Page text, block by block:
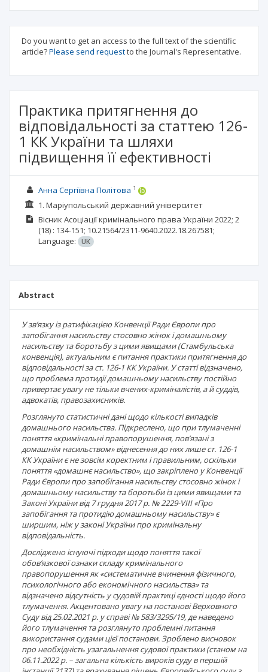
Do you want to get an access to the full text of the scientific
article?Please send requestto the Journal's Representative.
Практика притягнення до
відповідальності за статтею 126-
1 КК України та шляхи
підвищення її ефективності
Анна Сергіївна Політова 1
1. Маріупольський державний університет
Вісник Асоціації кримінального права України 2022; 2
(18) : 134-151; 10.21564/2311-9640.2022.18.267581;
Language:
UK
Abstract
У зв’язку із ратифікацією Конвенції Ради Європи про
запобігання насильству стосовно жінок і домашньому
насильству та боротьбу з цими явищами (Стамбульська
конвенція), актуальним є питання практики притягнення до
відповідальності за ст. 126-1 КК України. У статті відзначено,
що проблема протидії домашньому насильству постійно
привертає увагу не тільки вчених-криміналістів, а й суддів,
адвокатів, правозахисників.
Розглянуто статистичні дані щодо кількості випадків
домашнього насильства. Підкреслено, що при тлумаченні
поняття «кримінальні правопорушення, пов’язані з
домашнім насильством» віднесення до них лише ст. 126-1
КК України є не зовсім коректним і правильним, оскільки
поняття «домашнє насильство», що закріплено у Конвенції
Ради Європи про запобігання насильству стосовно жінок і
домашньому насильству та боротьби із цими явищами та
Законі України від 7 грудня 2017 р. № 2229-VIII «Про
запобігання та протидію домашньому насильству» є
ширшим, ніж у законі України про кримінальну
відповідальність.
Досліджено існуючі підходи щодо поняття такої
обов’язкової ознаки складу кримінального
правопорушення як «систематичне вчинення фізичного,
психологічного або економічного насильства» та
відзначено відсутність у судовій практиці єдності щодо його
тлумачення. Акцентовано увагу на постанові Верховного
Суду від 25.02.2021 р. у справі № 583/3295/19, де наведено
його тлумачення та розглянуто проблемні питання
використання судами цієї постанови. Зроблено висновок
про необхідність узагальнення судової практики (станом на
06.11.2022 р. – загальна кількість вироків суду в першій